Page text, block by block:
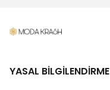
YASAL BİLGİLENDİRME